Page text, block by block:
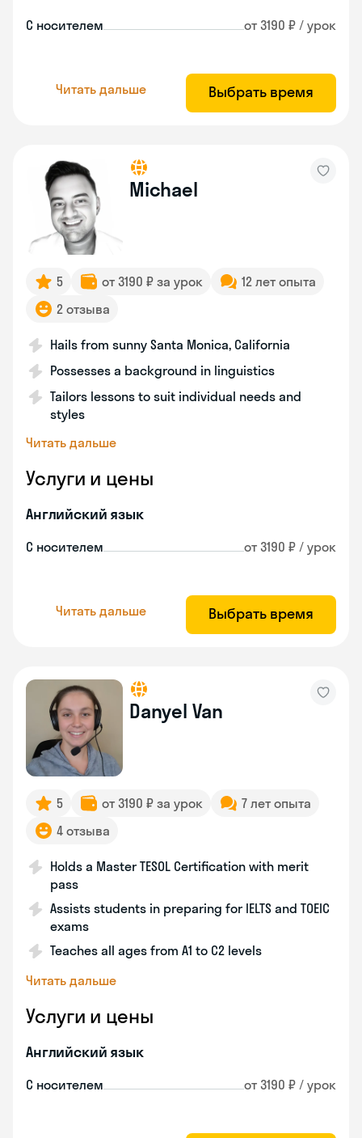
С носителем от 3190 ₽ / урок
Читать дальше Выбрать время
Michael
5 от 3190 ₽ за урок
12 лет опыта
2 отзыва
Hails from sunny Santa Monica, California
Possesses a background in linguistics
Tailors lessons to suit individual needs and
styles
Читать дальше
Услуги и цены
Английский язык
С носителем от 3190 ₽ / урок
Читать дальше Выбрать время
Danyel Van
5 от 3190 ₽ за урок
7 лет опыта
4 отзыва
Holds a Master TESOL Certification with merit
pass
Assists students in preparing for IELTS and TOEIC
exams
Teaches all ages from A1 to C2 levels
Читать дальше
Услуги и цены
Английский язык
С носителем от 3190 ₽ / урок